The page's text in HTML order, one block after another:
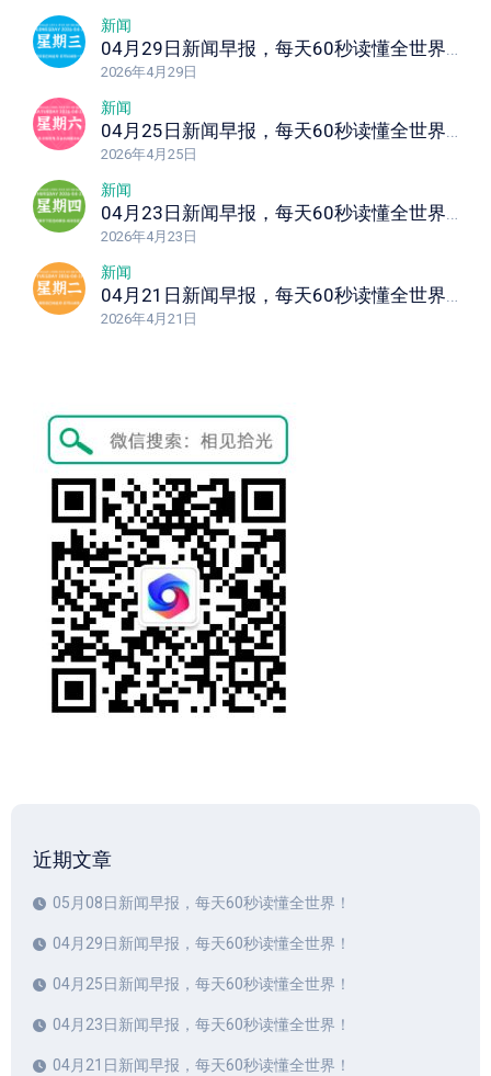
新闻
04月29日新闻早报，每天60秒读懂全世界！
2026年4月29日
新闻
04月25日新闻早报，每天60秒读懂全世界！
2026年4月25日
新闻
04月23日新闻早报，每天60秒读懂全世界！
2026年4月23日
新闻
04月21日新闻早报，每天60秒读懂全世界！
2026年4月21日
近期文章
05月08日新闻早报，每天60秒读懂全世界！
04月29日新闻早报，每天60秒读懂全世界！
04月25日新闻早报，每天60秒读懂全世界！
04月23日新闻早报，每天60秒读懂全世界！
04月21日新闻早报，每天60秒读懂全世界！